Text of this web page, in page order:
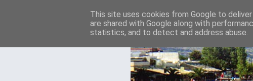
This site uses cookies from Google to
are shared with Google along with
statistics, and to detect and address abuse.